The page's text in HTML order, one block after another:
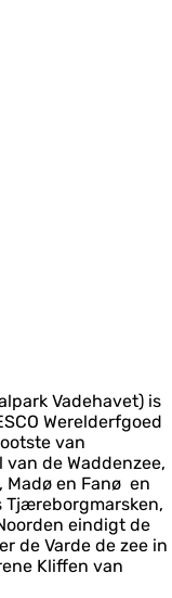
Vadehavet) is
Werelderfgoed
van
de Waddenzee,
Madø en Fanø en
Tjæreborgmarsken,
eindigt de
de Varde de zee in
Kliffen van